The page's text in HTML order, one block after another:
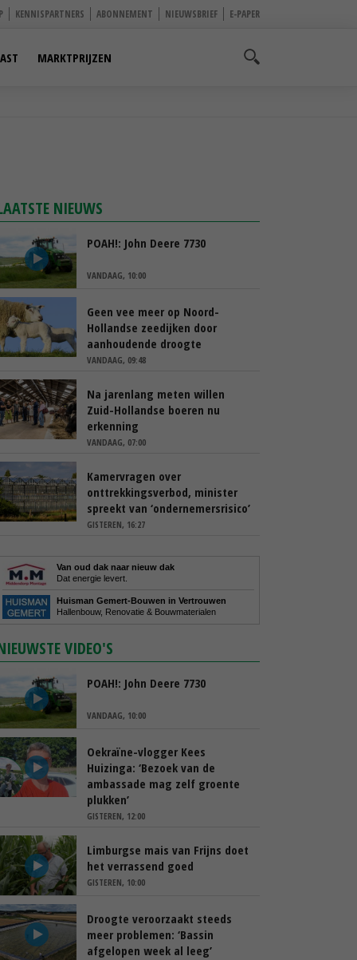
KENNISPARTNERS ABONNEMENT NIEUWSBRIEF E-PAPER
MARKTPRIJZEN
NIEUWS
POAH!: John Deere 7730
VANDAAG, 10:00
Geen vee meer op Noord-
Hollandse zeedijken door
aanhoudende droogte
VANDAAG, 09:48
Na jarenlang meten willen
Zuid-Hollandse boeren nu
erkenning
VANDAAG, 07:00
Kamervragen over
onttrekkingsverbod, minister
spreekt van ‘ondernemersrisico’
GISTEREN, 16:27
Van oud dak naar nieuw dak
Dat energie levert.
Huisman Gemert-Bouwen in Vertrouwen
Hallenbouw, Renovatie & Bouwmaterialen
VIDEO'S
POAH!: John Deere 7730
VANDAAG, 10:00
Oekraïne-vlogger Kees
Huizinga: ‘Bezoek van de
ambassade mag zelf groente
plukken’
GISTEREN, 12:00
Limburgse mais van Frijns doet
het verrassend goed
GISTEREN, 10:00
Droogte veroorzaakt steeds
meer problemen: ‘Bassin
afgelopen week al leeg’